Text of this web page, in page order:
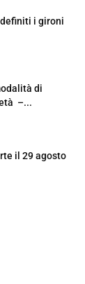
i gironi
di
–...
il 29 agosto